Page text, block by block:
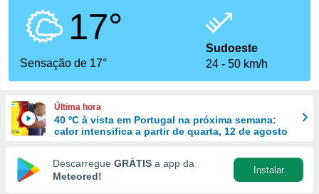
fornecidas
a este
das
e
forma
digital
17°
Sensação de 17°
Sudoeste
24
50 km/h
Última hora
40 ºC à vista em Portugal na próxima semana:
calor intensifica a partir de quarta, 12 de agosto
Descarregue GRÁTIS a app da
Meteored!
Instalar